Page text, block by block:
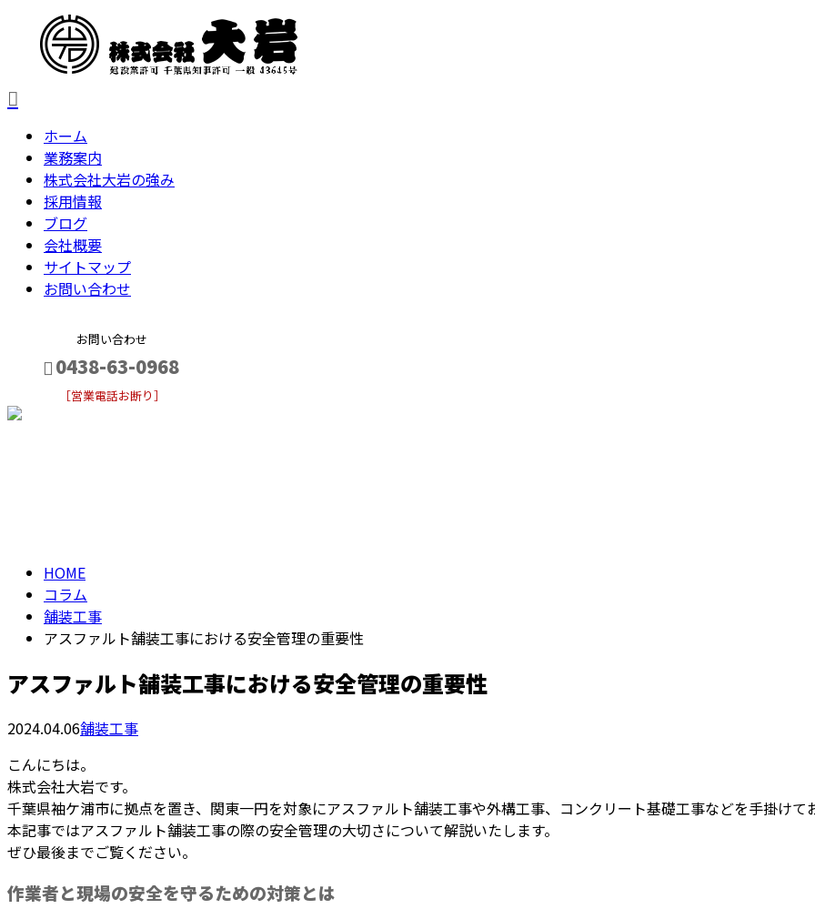
ホーム
業務案内
株式会社大岩の強み
採用情報
ブログ
会社概要
サイトマップ
お問い合わせ
お問い合わせ
0438-63-0968
［営業電話お断り］
HOME
コラム
舗装工事
アスファルト舗装工事における安全管理の重要性
アスファルト舗装工事における安全管理の重要性
2024.04.06舗装工事
こんにちは。
株式会社大岩です。
千葉県袖ケ浦市に拠点を置き、関東一円を対象にアスファルト舗装工事や外構工事、コンクリート基礎工事などを手掛けて
本記事ではアスファルト舗装工事の際の安全管理の大切さについて解説いたします。
ぜひ最後までご覧ください。
作業者と現場の安全を守るための対策とは